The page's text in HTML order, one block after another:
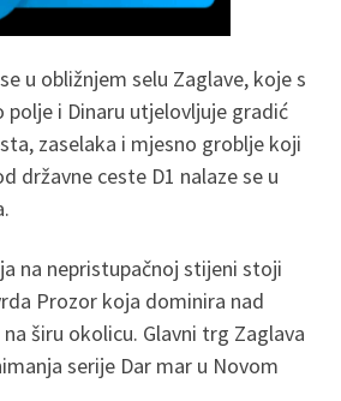
u obližnjem selu Zaglave, koje s
polje i Dinaru utjelovljuje gradić
zaselaka i mjesno groblje koji
državne ceste D1 nalaze se u
na nepristupačnoj stijeni stoji
Prozor koja dominira nad
širu okolicu. Glavni trg Zaglava
serije Dar mar u Novom